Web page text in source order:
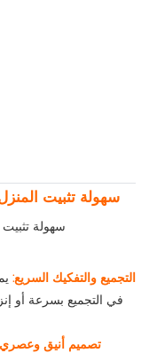
سهولة تثبيت
التجميع والتفكيك السريع:
في التجميع بسرعة أو
تصميم أنيق